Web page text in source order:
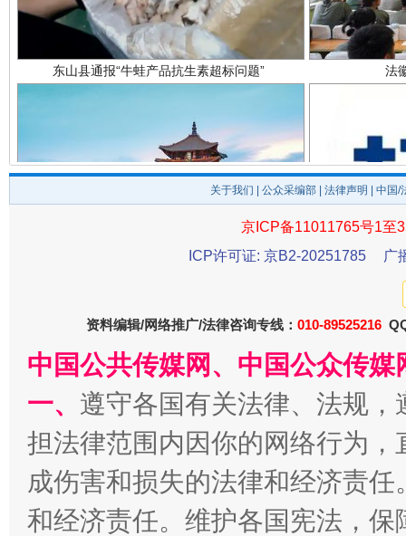
一
揭开“小金库”的免责幌子
关于我们 公众采编部 法律声明 | 中国
京ICP备11011765号1至
ICP许可证: 京B2-20251785
广
资料编辑/网络推广/法律咨询专线： 010-89525216
中国公共传媒网、中国公众传
一、 遵守各国有关法律、法规
担法律范围内因你的网络行为
成伤害和损失的法律和经济责
和经济责任。维护各国宪法，